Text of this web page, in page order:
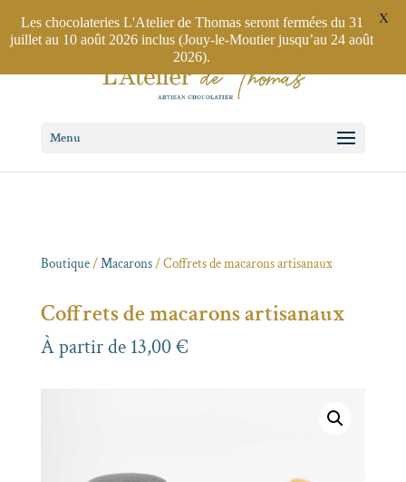
Jouy-le-Moutier01 30 75 28 34/ Poissy01 34 01 36 03
Menu
Boutique/Macarons/ Coffrets de macarons artisanaux
Coffrets de macarons artisanaux
À partir de 13,00€
Les chocolateries L'Atelier de Thomas seront fermées du 31
juillet au 10 août 2026 inclus (Jouy-le-Moutier jusqu’au 24 août
2026).
X